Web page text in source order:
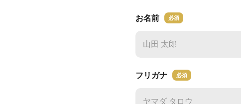
お名前 必須
フリガナ 必須